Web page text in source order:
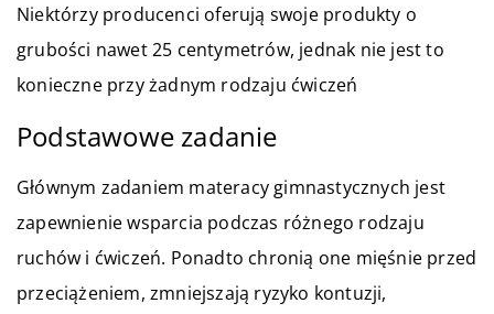
Niektórzy producenci oferują swoje produkty o
grubości nawet 25 centymetrów, jednak nie jest to
konieczne przy żadnym rodzaju ćwiczeń
Podstawowe zadanie
Głównym zadaniem materacy gimnastycznych jest
zapewnienie wsparcia podczas różnego rodzaju
ruchów i ćwiczeń. Ponadto chronią one mięśnie przed
przeciążeniem, zmniejszają ryzyko kontuzji,